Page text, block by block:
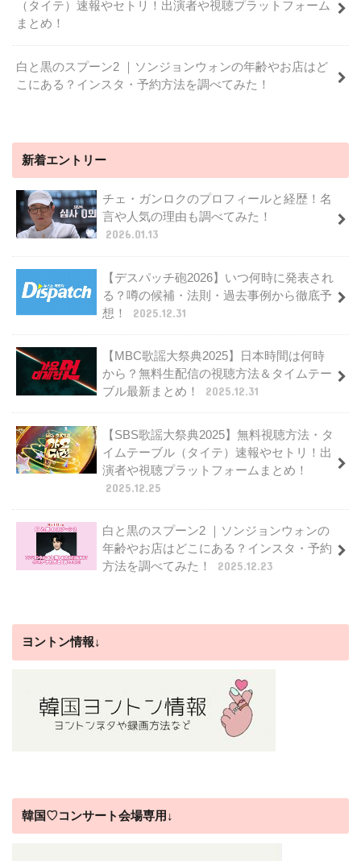
（タイテ）速報やセトリ！出演者や視聴プラットフォーム
まとめ！
白と黒のスプーン2 ｜ソンジョンウォンの年齢やお店はど
こにある？インスタ・予約方法を調べてみた！
新着エントリー
チェ・ガンロクのプロフィールと経歴！名
言や人気の理由も調べてみた！
2026.01.13
【デスパッチ砲2026】いつ何時に発表され
る？噂の候補・法則・過去事例から徹底予
想！
2025.12.31
【MBC歌謡大祭典2025】日本時間は何時
から？無料生配信の視聴方法＆タイムテー
ブル最新まとめ！
2025.12.31
【SBS歌謡大祭典2025】無料視聴方法・タ
イムテーブル（タイテ）速報やセトリ！出
演者や視聴プラットフォームまとめ！
2025.12.25
白と黒のスプーン2 ｜ソンジョンウォンの
年齢やお店はどこにある？インスタ・予約
方法を調べてみた！
2025.12.23
ヨントン情報↓
韓国♡コンサート会場専用↓